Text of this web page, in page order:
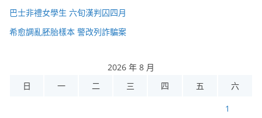
巴士非禮女學生 六旬漢判囚四月
希愈調亂胚胎樣本 警改列詐騙案
2026 年 8 月
日
一 二 三 四 五 六
1